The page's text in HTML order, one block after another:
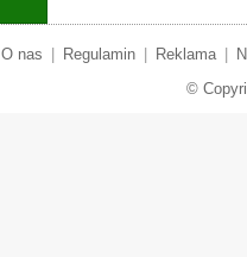
O nas Regulamin Reklama
©